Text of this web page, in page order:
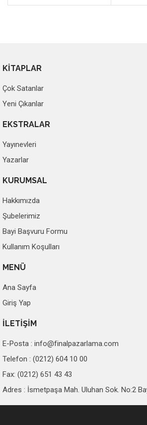
KİTAPLAR
Çok Satanlar
Yeni Çıkanlar
EKSTRALAR
Yayınevleri
Yazarlar
KURUMSAL
Hakkımızda
Şubelerimiz
Bayi Başvuru Formu
Kullanım Koşulları
MENÜ
Ana Sayfa
Giriş Yap
İLETİŞİM
E-Posta : info@finalpazarlama.com
Telefon : (0212) 604 10 00
Fax: (0212) 651 43 43
Adres : İsmetpaşa Mah. Uluhan Sok. No:2